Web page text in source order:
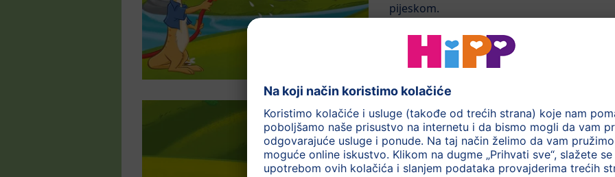
pijeskom.
Kengurica Kića voli da skakuće
uokolo po šarenim livadama.
Kengurica Kića voli da skakuće uokolo po
šarenim livadama.